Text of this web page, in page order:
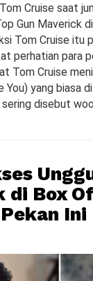
Cruise saat
Gun Maverick
Tom Cruise itu
perhatian para
Tom Cruise
You) yang biasa
disebut
di Box
Ini